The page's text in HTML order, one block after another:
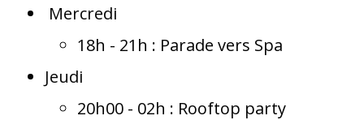
Mercredi
18h - 21h : Parade vers Spa
Jeudi
20h00 - 02h : Rooftop party